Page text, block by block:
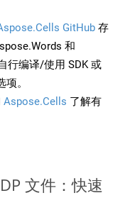
GitHub 存
和
行编译/使用 SDK 或
。
Aspose.Cells 了解有
文件：快速